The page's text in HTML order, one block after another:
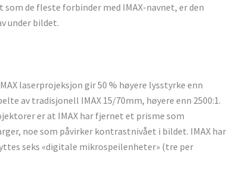
de fleste forbinder med IMAX-navnet, er den
under bildet.
laserprojeksjon gir 50 % høyere lysstyrke enn
av tradisjonell IMAX 15/70mm, høyere enn 2500:1.
er at IMAX har fjernet et prisme som
noe som påvirker kontrastnivået i bildet. IMAX har
seks «digitale mikrospeilenheter» (tre per